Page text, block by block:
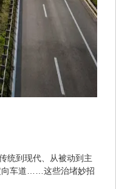
到现代、从被动到主
向车道……这些治堵妙招